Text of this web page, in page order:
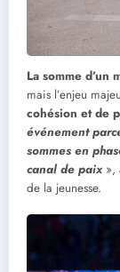
La somme d’un
mais l’enjeu
cohésion et de
événement
sommes en
canal de paix »,
de la jeunesse.